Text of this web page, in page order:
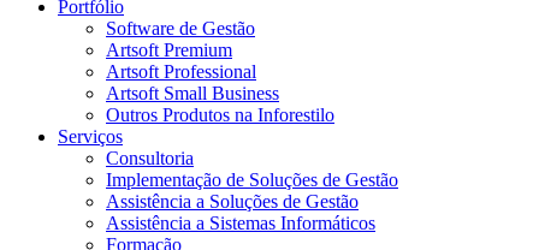
Portfólio
Software de Gestão
Artsoft Premium
Artsoft Professional
Artsoft Small Business
Outros Produtos na Inforestilo
Serviços
Consultoria
Implementação de Soluções de Gestão
Assistência a Soluções de Gestão
Assistência a Sistemas Informáticos
Formação